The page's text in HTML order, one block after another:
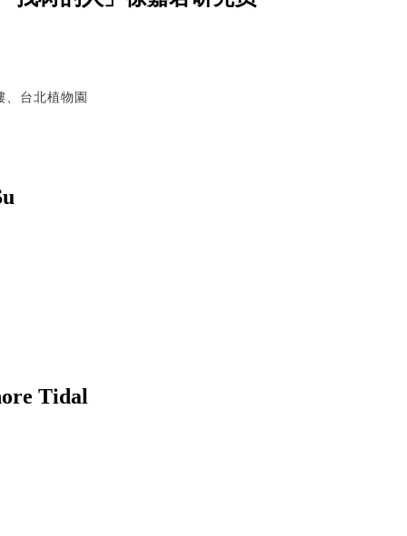
、台北植物園
Tidal